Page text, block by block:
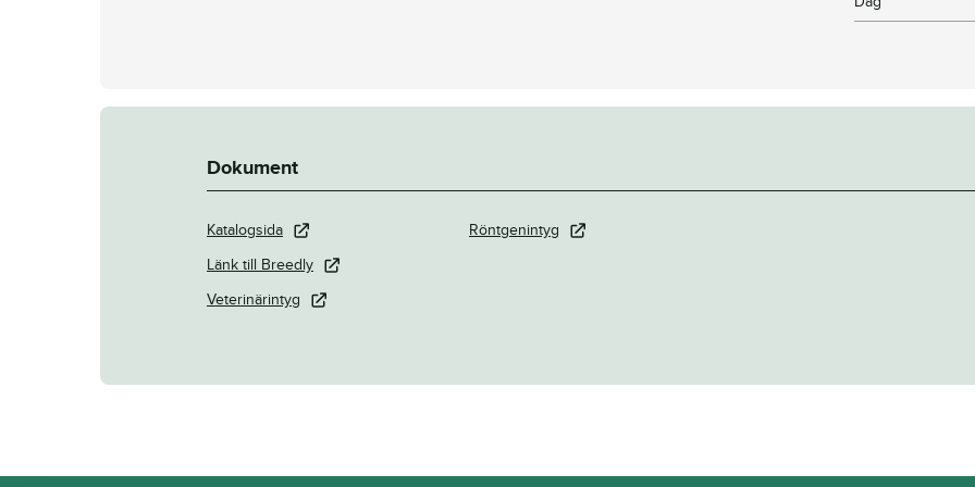
Dokument
Katalogsida
Länk till Breedly
Veterinärintyg
Röntgenintyg